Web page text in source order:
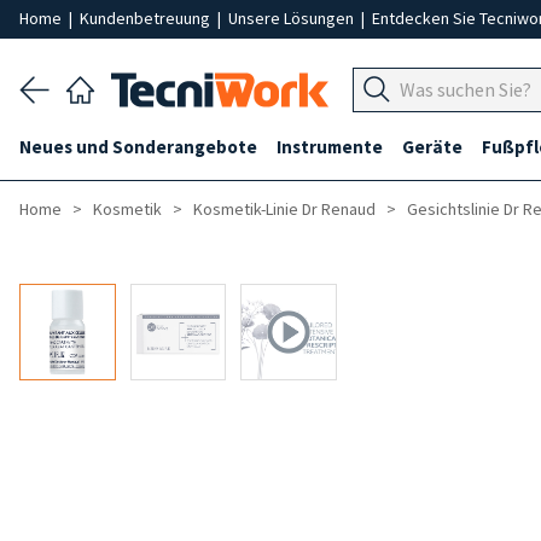
Home | Kundenbetreuung | Unsere Lösungen | Entdecken Sie
Neues und Sonderangebote Instrumente Geräte
Home Kosmetik Kosmetik-Linie Dr Renaud Gesichtslinie Dr